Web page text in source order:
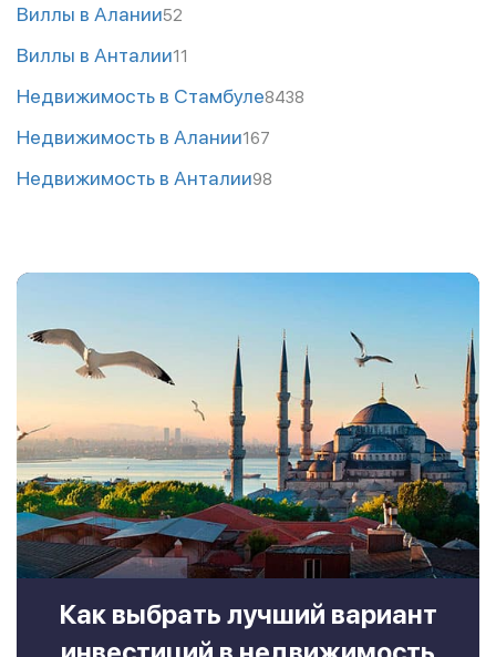
Виллы в Алании52
Виллы в Анталии11
Недвижимость в Стамбуле8438
Недвижимость в Алании167
Недвижимость в Анталии98
Как выбрать лучший вариант